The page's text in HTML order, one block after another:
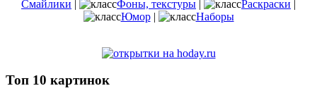
Смайлики | Фоны, текстуры | Раскраски |
Юмор| Наборы
Топ 10 картинок